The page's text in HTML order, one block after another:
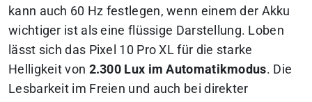
kann auch 60 Hz festlegen, wenn einem der Akku
wichtiger ist als eine flüssige Darstellung. Loben
lässt sich das Pixel 10 Pro XL für die starke
Helligkeit von 2.300 Lux im Automatikmodus. Die
Lesbarkeit im Freien und auch bei direkter